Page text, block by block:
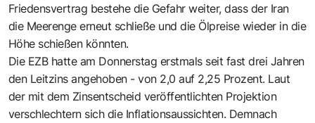
Friedensvertrag bestehe die Gefahr weiter, dass der Iran
die Meerenge erneut schließe und die Ölpreise wieder in die
Höhe schießen könnten.
Die EZB hatte am Donnerstag erstmals seit fast drei Jahren
den Leitzins angehoben - von 2,0 auf 2,25 Prozent. Laut
der mit dem Zinsentscheid veröffentlichten Projektion
verschlechtern sich die Inflationsaussichten. Demnach